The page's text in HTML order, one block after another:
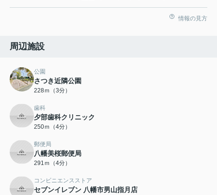
情報の見方
周辺施設
公園
さつき近隣公園
228ｍ（3分）
歯科
夕部歯科クリニック
250ｍ（4分）
郵便局
八幡美桜郵便局
291ｍ（4分）
コンビニエンスストア
セブンイレブン 八幡市男山指月店